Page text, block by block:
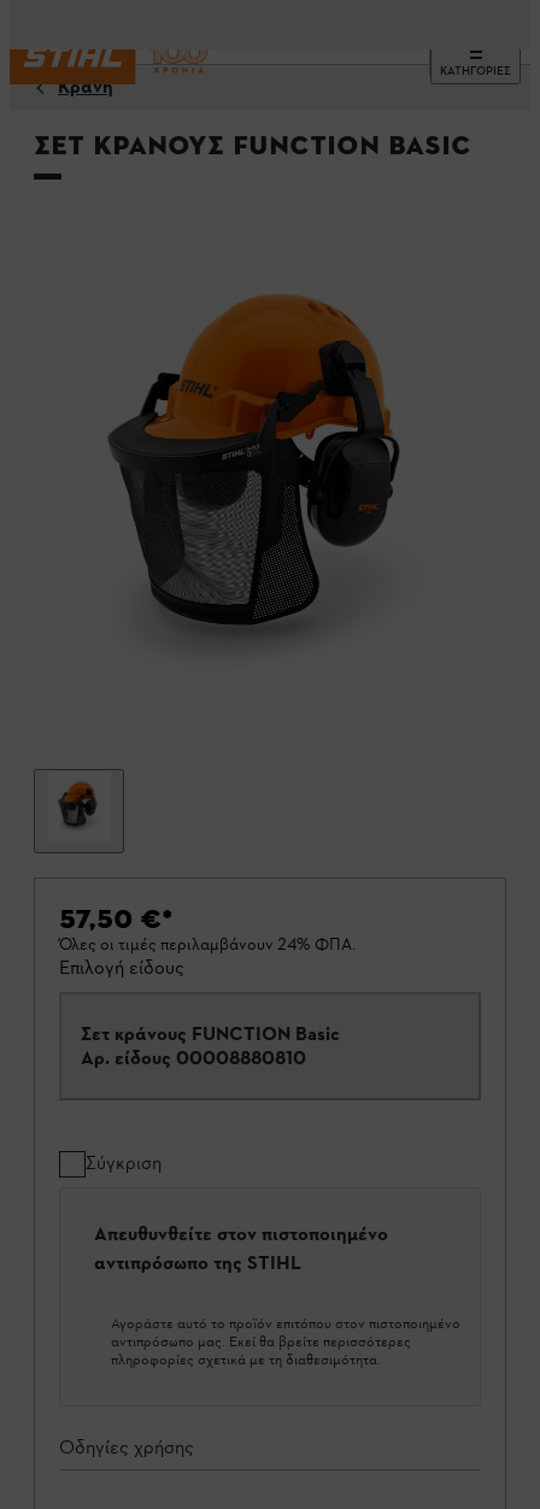
ΚΑΤΗΓΟΡΙΕΣ
Κράνη
Σετ κράνους FUNCTION Basic
57,50 €*
Όλες οι τιμές περιλαμβάνουν 24% ΦΠΑ.
Επιλογή είδους
Σετ κράνους FUNCTION Basic
Αρ. είδους 00008880810
Σύγκριση
Απευθυνθείτε στον πιστοποιημένο
αντιπρόσωπο της STIHL
Αγοράστε αυτό το προϊόν επιτόπου στον πιστοποιημένο
αντιπρόσωπο μας. Εκεί θα βρείτε περισσότερες
πληροφορίες σχετικά με τη διαθεσιμότητα.
Οδηγίες χρήσης